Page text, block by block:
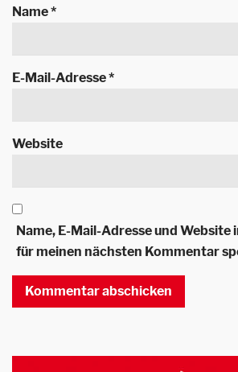
Name*
E-Mail-Adresse*
Website
Name, E-Mail-Adresse und Website
für meinen nächsten Kommentar